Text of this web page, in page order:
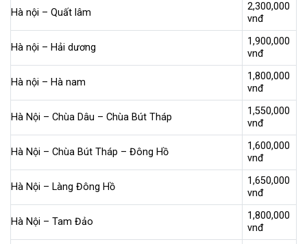
Hà nội – Quất lâm
2,300,000
vnđ
Hà nội – Hải dương
1,900,000
vnđ
Hà nội – Hà nam
1,800,000
vnđ
Hà Nội – Chùa Dâu – Chùa Bút Tháp
1,550,000
vnđ
Hà Nội – Chùa Bút Tháp – Đông Hồ
1,600,000
vnđ
Hà Nội – Làng Đông Hồ
1,650,000
vnđ
Hà Nội – Tam Đảo
1,800,000
vnđ